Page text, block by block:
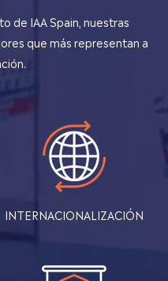
de IAA Spain, nuestras
que más representan a
INTERNACIONALIZACIÓN